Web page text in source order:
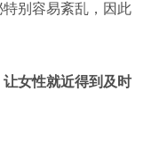
别容易紊乱，因此
女性就近得到及时